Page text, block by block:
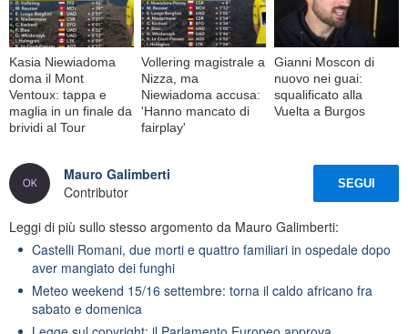
Kasia Niewiadoma
doma il Mont
Ventoux: tappa e
maglia in un finale da
brividi al Tour
Vollering magistrale a
Nizza, ma
Niewiadoma accusa:
'Hanno mancato di
fairplay'
Gianni Moscon di
nuovo nei guai:
squalificato alla
Vuelta a Burgos
Mauro Galimberti
Contributor
SEGUI
Leggi di più sullo stesso argomento da Mauro Galimberti:
Castelli Romani, due morti e quattro familiari in ospedale dopo
aver mangiato dei funghi
Meteo weekend 15/16 settembre: torna il caldo africano fra
sabato e domenica